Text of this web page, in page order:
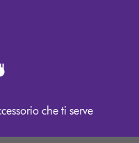
che ti serve